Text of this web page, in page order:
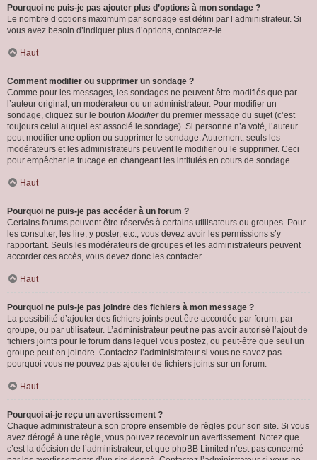
Pourquoi ne puis-je pas ajouter plus d’options à mon sondage ?
Le nombre d’options maximum par sondage est défini par l’administrateur. Si
vous avez besoin d’indiquer plus d’options, contactez-le.
Haut
Comment modifier ou supprimer un sondage ?
Comme pour les messages, les sondages ne peuvent être modifiés que par
l’auteur original, un modérateur ou un administrateur. Pour modifier un
sondage, cliquez sur le bouton Modifierdu premier message du sujet (c’est
toujours celui auquel est associé le sondage). Si personne n’a voté, l’auteur
peut modifier une option ou supprimer le sondage. Autrement, seuls les
modérateurs et les administrateurs peuvent le modifier ou le supprimer. Ceci
pour empêcher le trucage en changeant les intitulés en cours de sondage.
Haut
Pourquoi ne puis-je pas accéder à un forum ?
Certains forums peuvent être réservés à certains utilisateurs ou groupes. Pour
les consulter, les lire, y poster, etc., vous devez avoir les permissions s’y
rapportant. Seuls les modérateurs de groupes et les administrateurs peuvent
accorder ces accès, vous devez donc les contacter.
Haut
Pourquoi ne puis-je pas joindre des fichiers à mon message ?
La possibilité d’ajouter des fichiers joints peut être accordée par forum, par
groupe, ou par utilisateur. L’administrateur peut ne pas avoir autorisé l’ajout de
fichiers joints pour le forum dans lequel vous postez, ou peut-être que seul un
groupe peut en joindre. Contactez l’administrateur si vous ne savez pas
pourquoi vous ne pouvez pas ajouter de fichiers joints sur un forum.
Haut
Pourquoi ai-je reçu un avertissement ?
Chaque administrateur a son propre ensemble de règles pour son site. Si vous
avez dérogé à une règle, vous pouvez recevoir un avertissement. Notez que
c’est la décision de l’administrateur, et que phpBB Limited n’est pas concerné